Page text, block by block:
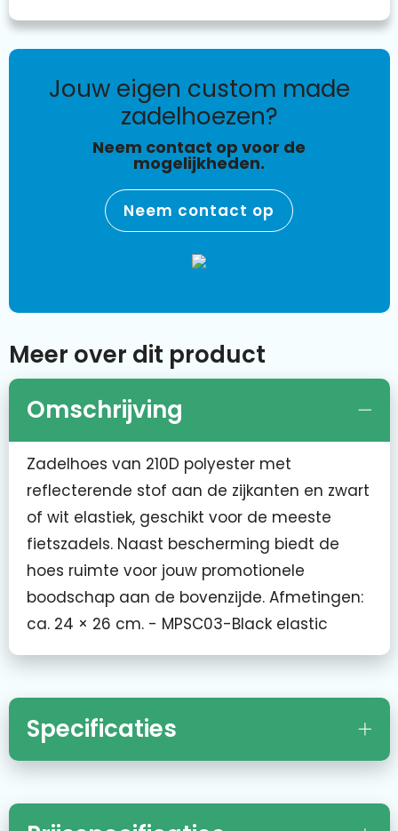
jouw eigen custom made
zadelhoezen?
Neem contact op voor de
mogelijkheden.
Neem contact op
Meer over dit product
Omschrijving
Zadelhoes van 210D polyester met
reflecterende stof aan de zijkanten en zwart
of wit elastiek, geschikt voor de meeste
fietszadels. Naast bescherming biedt de
hoes ruimte voor jouw promotionele
boodschap aan de bovenzijde. Afmetingen:
ca. 24 × 26 cm. - MPSC03-Black elastic
Specificaties